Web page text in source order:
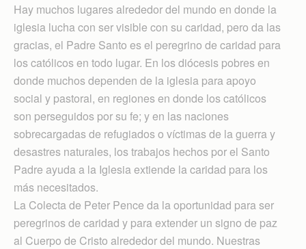
Hay muchos lugares alrededor del mundo en donde la
iglesia lucha con ser visible con su caridad, pero da las
gracias, el Padre Santo es el peregrino de caridad para
los católicos en todo lugar. En los diócesis pobres en
donde muchos dependen de la iglesia para apoyo
social y pastoral, en regiones en donde los católicos
son perseguidos por su fe; y en las naciones
sobrecargadas de refugiados o víctimas de la guerra y
desastres naturales, los trabajos hechos por el Santo
Padre ayuda a la Iglesia extiende la caridad para los
más necesitados.
La Colecta de Peter Pence da la oportunidad para ser
peregrinos de caridad y para extender un signo de paz
al Cuerpo de Cristo alrededor del mundo. Nuestras